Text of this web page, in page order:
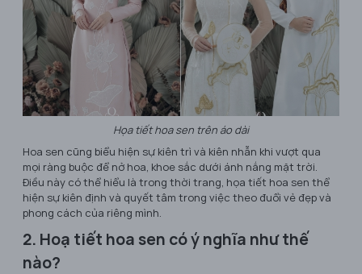
Họa tiết hoa sen trên áo dài
Hoa sen cũng biểu hiện sự kiên trì và kiên nhẫn khi vượt qua
mọi ràng buộc để nở hoa, khoe sắc dưới ánh nắng mặt trời.
Điều này có thể hiểu là trong thời trang, họa tiết hoa sen thể
hiện sự kiên định và quyết tâm trong việc theo đuổi vẻ đẹp và
phong cách của riêng mình.
2. Hoạ tiết hoa sen có ý nghĩa như thế
nào?